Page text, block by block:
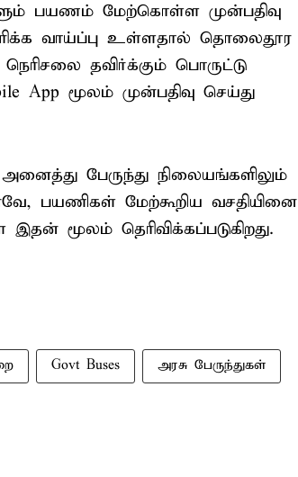
பயணம் மேற்கொள்ள முன்பதிவு
வாய்ப்பு உள்ளதால் தொலைதூர
தவிர்க்கும் பொருட்டு
App மூலம் முன்பதிவு செய்து
பேருந்து நிலையங்களிலும்
பயணிகள் மேற்கூறிய வசதியினை
மூலம் தெரிவிக்கப்படுகிறது.
Govt Buses அரசு பேருந்துகள்